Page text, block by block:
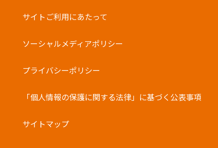
ドのご購入にはご利用いただけません。
サイトご利用にあたって
ソーシャルメディアポリシー
プライバシーポリシー
「個人情報の保護に関する法律」に基づく公表事項
サイトマップ